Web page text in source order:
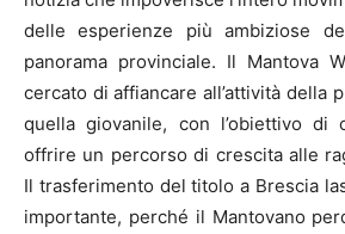
delle esperienze più ambiziose
panorama provinciale. Il Mantova
cercato di affiancare all’attività della
quella giovanile, con l’obiettivo di
offrire un percorso di crescita alle
Il trasferimento del titolo a Brescia
importante, perché il Mantovano